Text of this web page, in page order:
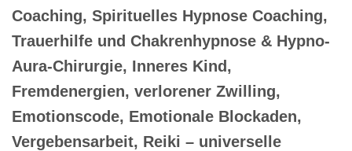
Coaching, Spirituelles Hypnose Coaching,
Trauerhilfe und Chakrenhypnose & Hypno-
Aura-Chirurgie, Inneres Kind,
Fremdenergien, verlorener Zwilling,
Emotionscode, Emotionale Blockaden,
Vergebensarbeit, Reiki – universelle